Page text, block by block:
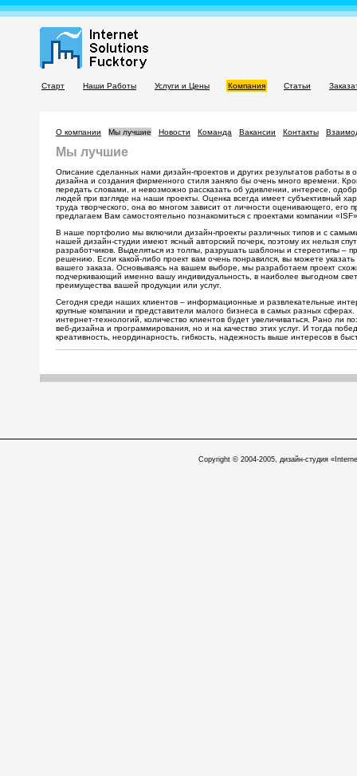
Старт Наши Работы Услуги и Цены Компания Статьи
О компании Мы лучшие Новости Команда Вакансии Контакты
Мы лучшие
Описание сделанных нами дизайн-проектов и других результатов работы в
дизайна и создания фирменного стиля заняло бы очень много времени.
передать словами, и невозможно рассказать об удивлении, интересе,
людей при взгляде на наши проекты. Оценка всегда имеет субъективный
труда творческого, она во многом зависит от личности оценивающего, его
предлагаем Вам самостоятельно познакомиться с проектами компании
В наше портфолио мы включили дизайн-проекты различных типов и с
нашей дизайн-студии имеют ясный авторский почерк, поэтому их нельзя
разработчиков. Выделяться из толпы, разрушать шаблоны и стереотипы –
решению. Если какой-либо проект вам очень понравился, вы можете
вашего заказа. Основываясь на вашем выборе, мы разработаем проект
подчеркивающий именно вашу индивидуальность, в наиболее выгодном
преимущества вашей продукции или услуг.
Сегодня среди наших клиентов – информационные и развлекательные
крупные компании и представители малого бизнеса в самых разных
интернет-технологий, количество клиентов будет увеличиваться. Рано ли
веб-дизайна и программирования, но и на качество этих услуг. И тогда
креативность, неординарность, гибкость, надежность выше интересов в
Copyright © 2004-2005, дизайн-студия